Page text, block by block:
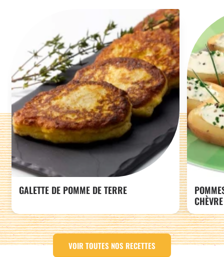
GALETTE DE POMME DE TERRE
VOIR TOUTES NOS RECETTES